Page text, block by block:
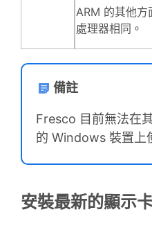
ARM 的其他
處理器相同。
備註
Fresco 目前無法在
的 Windows 裝置上
安裝最新的顯示